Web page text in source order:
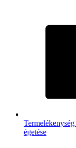
Termelékenység
égetése